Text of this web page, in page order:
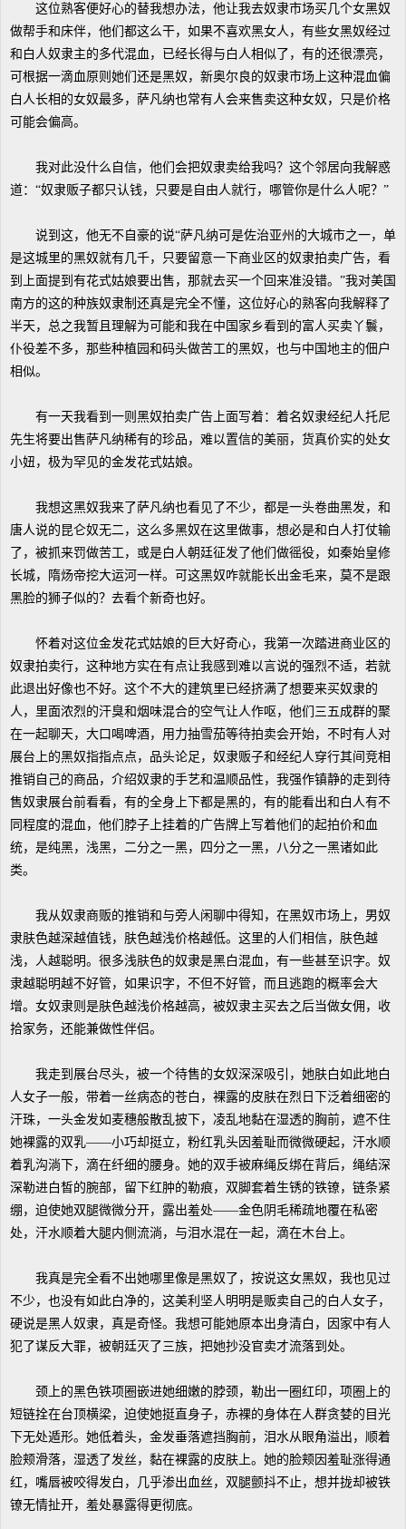
这位熟客便好心的替我想办法，他让我去奴隶市场买几个女黑奴
做帮手和床伴，他们都这么干，如果不喜欢黑女人，有些女黑奴经过
和白人奴隶主的多代混血，已经长得与白人相似了，有的还很漂亮，
可根据一滴血原则她们还是黑奴，新奥尔良的奴隶市场上这种混血偏
白人长相的女奴最多，萨凡纳也常有人会来售卖这种女奴，只是价格
可能会偏高。
我对此没什么自信，他们会把奴隶卖给我吗？这个邻居向我解惑
道：“奴隶贩子都只认钱，只要是自由人就行，哪管你是什么人呢？”
说到这，他无不自豪的说“萨凡纳可是佐治亚州的大城市之一，单
是这城里的黑奴就有几千，只要留意一下商业区的奴隶拍卖广告，看
到上面提到有花式姑娘要出售，那就去买一个回来准没错。”我对美国
南方的这的种族奴隶制还真是完全不懂，这位好心的熟客向我解释了
半天，总之我暂且理解为可能和我在中国家乡看到的富人买卖丫鬟，
仆役差不多，那些种植园和码头做苦工的黑奴，也与中国地主的佃户
相似。
有一天我看到一则黑奴拍卖广告上面写着：着名奴隶经纪人托尼
先生将要出售萨凡纳稀有的珍品，难以置信的美丽，货真价实的处女
小妞，极为罕见的金发花式姑娘。
我想这黑奴我来了萨凡纳也看见了不少，都是一头卷曲黑发，和
唐人说的昆仑奴无二，这么多黑奴在这里做事，想必是和白人打仗输
了，被抓来罚做苦工，或是白人朝廷征发了他们做徭役，如秦始皇修
长城，隋炀帝挖大运河一样。可这黑奴咋就能长出金毛来，莫不是跟
黑脸的狮子似的？去看个新奇也好。
怀着对这位金发花式姑娘的巨大好奇心，我第一次踏进商业区的
奴隶拍卖行，这种地方实在有点让我感到难以言说的强烈不适，若就
此退出好像也不好。这个不大的建筑里已经挤满了想要来买奴隶的
人，里面浓烈的汗臭和烟味混合的空气让人作呕，他们三五成群的聚
在一起聊天，大口喝啤酒，用力抽雪茄等待拍卖会开始，不时有人对
展台上的黑奴指指点点，品头论足，奴隶贩子和经纪人穿行其间竞相
推销自己的商品，介绍奴隶的手艺和温顺品性，我强作镇静的走到待
售奴隶展台前看看，有的全身上下都是黑的，有的能看出和白人有不
同程度的混血，他们脖子上挂着的广告牌上写着他们的起拍价和血
统，是纯黑，浅黑，二分之一黑，四分之一黑，八分之一黑诸如此
类。
我从奴隶商贩的推销和与旁人闲聊中得知，在黑奴市场上，男奴
隶肤色越深越值钱，肤色越浅价格越低。这里的人们相信，肤色越
浅，人越聪明。很多浅肤色的奴隶是黑白混血，有一些甚至识字。奴
隶越聪明越不好管，如果识字，不但不好管，而且逃跑的概率会大
增。女奴隶则是肤色越浅价格越高，被奴隶主买去之后当做女佣，收
拾家务，还能兼做性伴侣。
我走到展台尽头，被一个待售的女奴深深吸引，她肤白如此地白
人女子一般，带着一丝病态的苍白，裸露的皮肤在烈日下泛着细密的
汗珠，一头金发如麦穗般散乱披下，凌乱地黏在湿透的胸前，遮不住
她裸露的双乳——小巧却挺立，粉红乳头因羞耻而微微硬起，汗水顺
着乳沟淌下，滴在纤细的腰身。她的双手被麻绳反绑在背后，绳结深
深勒进白皙的腕部，留下红肿的勒痕，双脚套着生锈的铁镣，链条紧
绷，迫使她双腿微微分开，露出羞处——金色阴毛稀疏地覆在私密
处，汗水顺着大腿内侧流淌，与泪水混在一起，滴在木台上。
我真是完全看不出她哪里像是黑奴了，按说这女黑奴，我也见过
不少，也没有如此白净的，这美利坚人明明是贩卖自己的白人女子，
硬说是黑人奴隶，真是奇怪。我想可能她原本出身清白，因家中有人
犯了谋反大罪，被朝廷灭了三族，把她抄没官卖才流落到处。
颈上的黑色铁项圈嵌进她细嫩的脖颈，勒出一圈红印，项圈上的
短链拴在台顶横梁，迫使她挺直身子，赤裸的身体在人群贪婪的目光
下无处遁形。她低着头，金发垂落遮挡胸前，泪水从眼角溢出，顺着
脸颊滑落，湿透了发丝，黏在裸露的皮肤上。她的脸颊因羞耻涨得通
红，嘴唇被咬得发白，几乎渗出血丝，双腿颤抖不止，想并拢却被铁
镣无情扯开，羞处暴露得更彻底。